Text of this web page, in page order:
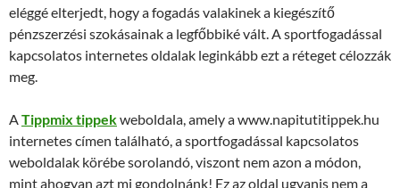
eléggé elterjedt, hogy a fogadás valakinek a kiegészítő
pénzszerzési szokásainak a legfőbbiké vált. A sportfogadással
kapcsolatos internetes oldalak leginkább ezt a réteget célozzák
meg.
ATippmix tippekweboldala, amely a www.napitutitippek.hu
internetes címen található, a sportfogadással kapcsolatos
weboldalak körébe sorolandó, viszont nem azon a módon,
mint ahogyan azt mi gondolnánk! Ez az oldal ugyanis nem a